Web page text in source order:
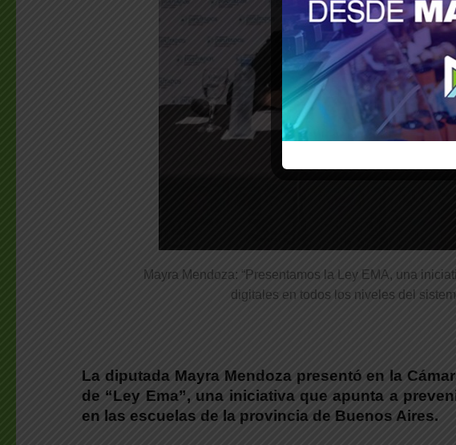
Mayra Mendoza: “Presentamos la Ley EMA, una
digitales en todos los niveles del
La diputada Mayra Mendoza presentó en la
de “Ley Ema”, una iniciativa que apunta a
en las escuelas de la provincia de Buenos Aires.